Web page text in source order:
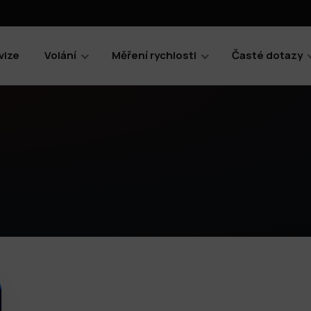
Volání Měření rychlosti Časté dotazy